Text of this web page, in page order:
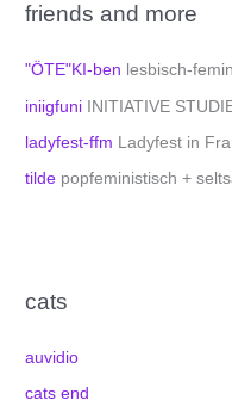
friends and more
"ÖTE"KI-ben lesbisch-
iniigfuni INITIATIVE
ladyfest-ffm Ladyfest in
tilde popfeministisch +
cats
auvidio
cats end